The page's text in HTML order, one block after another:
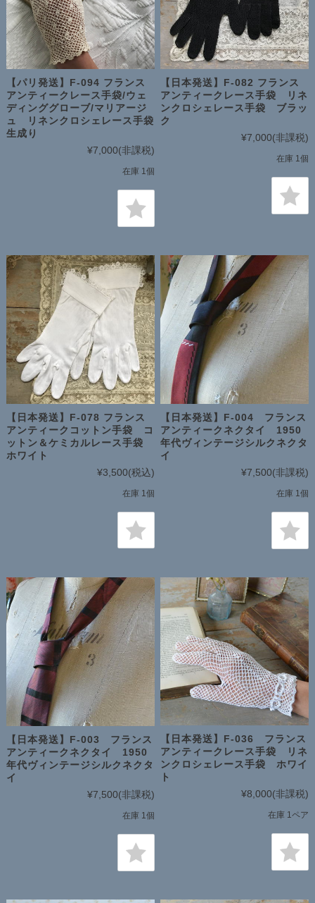
【パリ発送】F-094 フランス
アンティークレース手袋/ウェ
ディンググローブ/マリアージ
ュ リネンクロシェレース手袋
生成り
¥7,000(非課税)
在庫 1個
【日本発送】F-082 フランス
アンティークレース手袋 リネ
ンクロシェレース手袋 ブラッ
ク
¥7,000(非課税)
在庫 1個
【日本発送】F-078 フランス
アンティークコットン手袋 コ
ットン＆ケミカルレース手袋
ホワイト
¥3,500(税込)
在庫 1個
【日本発送】F-004 フランス
アンティークネクタイ 1950
年代ヴィンテージシルクネクタ
イ
¥7,500(非課税)
在庫 1個
【日本発送】F-003 フランス
アンティークネクタイ 1950
年代ヴィンテージシルクネクタ
イ
¥7,500(非課税)
在庫 1個
【日本発送】F-036 フランス
アンティークレース手袋 リネ
ンクロシェレース手袋 ホワイ
ト
¥8,000(非課税)
在庫 1ペア